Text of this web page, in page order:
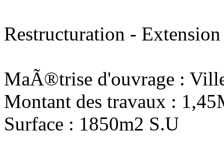
Restructuration - Extension
MaÃ®trise d'ouvrage :
Montant des travaux :
Surface : 1850m2 S.U